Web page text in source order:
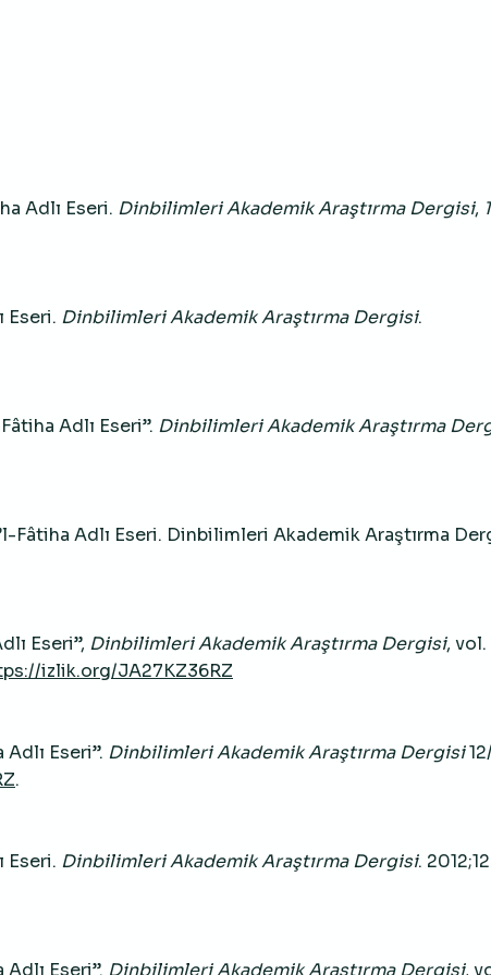
Adlı Eseri. Dinbilimleri Akademik Araştırma Dergisi,
Eseri. Dinbilimleri Akademik Araştırma Dergisi.
Adlı Eseri”. Dinbilimleri Akademik Araştırma
Fâtiha Adlı Eseri. Dinbilimleri Akademik Araştırma
Eseri”, Dinbilimleri Akademik Araştırma Dergisi, vol.
izlik.org/JA27KZ36RZ
Eseri”. Dinbilimleri Akademik Araştırma Dergisi
.
Eseri. Dinbilimleri Akademik Araştırma Dergisi.
Eseri”. Dinbilimleri Akademik Araştırma Dergisi,